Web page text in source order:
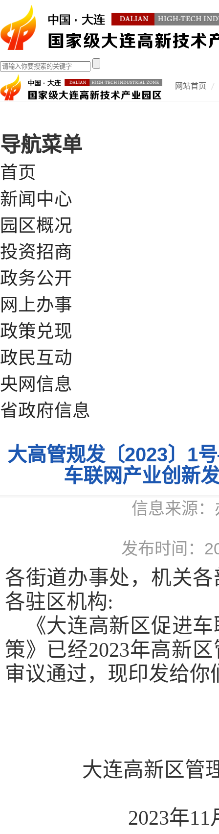
网站首页
导航菜单
首页
新闻中心
园区概况
投资招商
政务公开
网上办事
政策兑现
政民互动
央网信息
省政府信息
大高管规发〔2023〕1
车联网产业创新
信息来源
发布时间：
各街道办事处，机关
各驻区机构:
《大连高新区促进
策》已经2023年高新
审议通过，现印发给你
大连高新区管
2023年11月